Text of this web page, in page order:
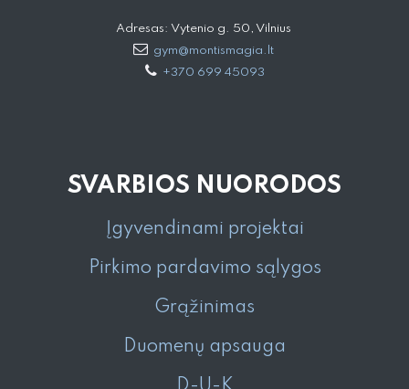
Adresas: Vytenio g. 50, Vilnius
gym@montismagia.lt
+370 699 45093
SVARBIOS NUORODOS
Įgyvendinami projektai
Pirkimo pardavimo sąlygos
Grąžinimas
Duomenų apsauga